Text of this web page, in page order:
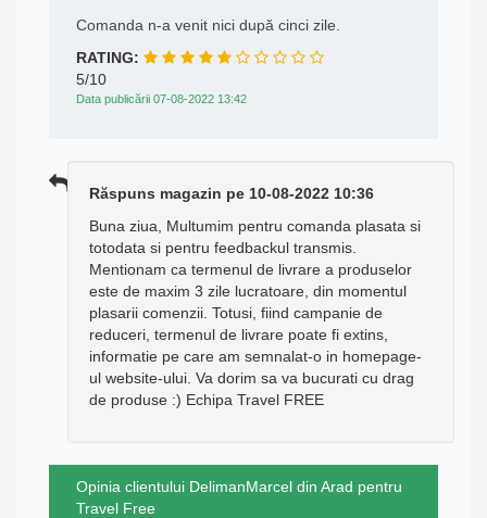
Comanda n-a venit nici după cinci zile.
RATING:
5/10
Data publicării 07-08-2022 13:42
Răspuns magazin pe 10-08-2022 10:36
Buna ziua, Multumim pentru comanda plasata si
totodata si pentru feedbackul transmis.
Mentionam ca termenul de livrare a produselor
este de maxim 3 zile lucratoare, din momentul
plasarii comenzii. Totusi, fiind campanie de
reduceri, termenul de livrare poate fi extins,
informatie pe care am semnalat-o in homepage-
ul website-ului. Va dorim sa va bucurati cu drag
de produse :) Echipa Travel FREE
Opinia clientului DelimanMarcel din Arad pentru
Travel Free